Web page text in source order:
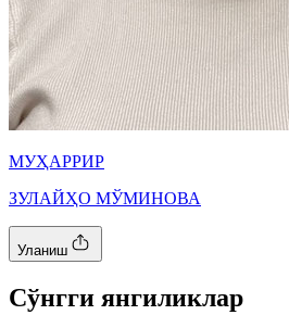
МУҲАРРИР
ЗУЛАЙҲО МЎМИНОВА
Уланиш
Cўнгги янгиликлар